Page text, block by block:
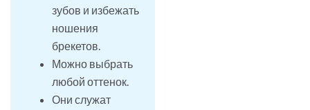
зубов и избежать
ношения
брекетов.
Можно выбрать
любой оттенок.
Они служат